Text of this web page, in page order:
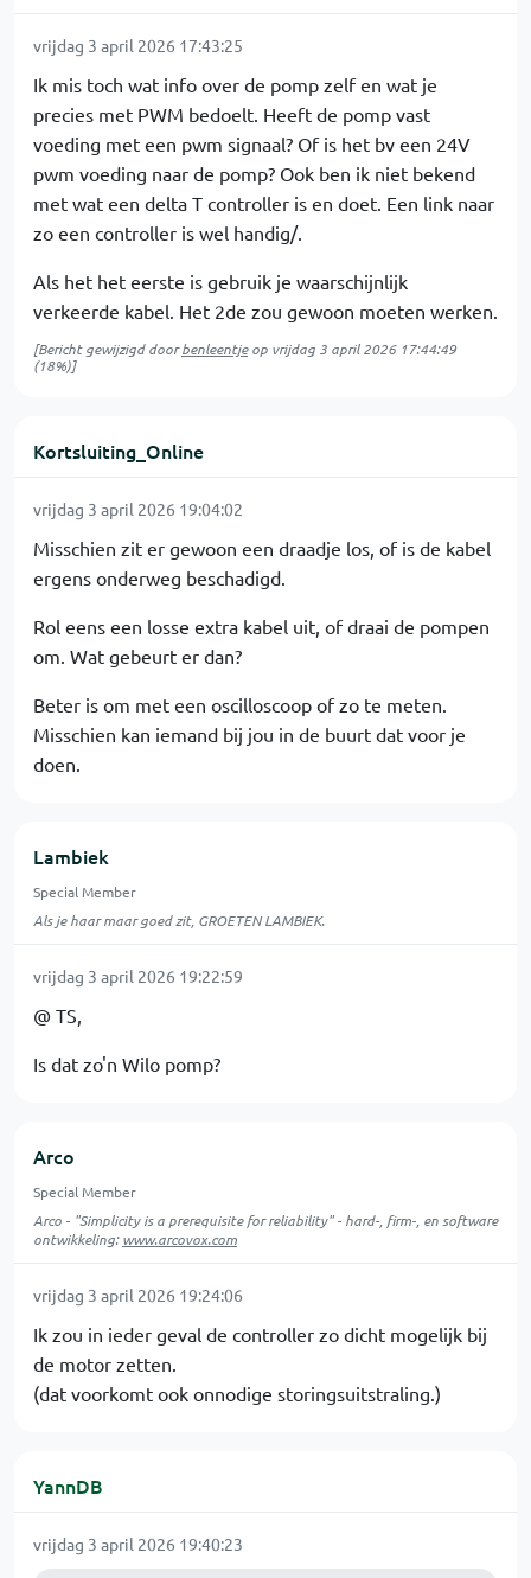
vrijdag 3 april 2026 17:43:25
Ik mis toch wat info over de pomp zelf en wat je
precies met PWM bedoelt. Heeft de pomp vast
voeding met een pwm signaal? Of is het bv een 24V
pwm voeding naar de pomp? Ook ben ik niet bekend
met wat een delta T controller is en doet. Een link naar
zo een controller is wel handig/.
Als het het eerste is gebruik je waarschijnlijk
verkeerde kabel. Het 2de zou gewoon moeten werken.
[Bericht gewijzigd doorbenleentjeop vrijdag 3 april 2026 17:44:49
(18%)]
Kortsluiting_Online
vrijdag 3 april 2026 19:04:02
Misschien zit er gewoon een draadje los, of is de kabel
ergens onderweg beschadigd.
Rol eens een losse extra kabel uit, of draai de pompen
om. Wat gebeurt er dan?
Beter is om met een oscilloscoop of zo te meten.
Misschien kan iemand bij jou in de buurt dat voor je
doen.
Lambiek
Special Member
Als je haar maar goed zit, GROETEN LAMBIEK.
vrijdag 3 april 2026 19:22:59
@ TS,
Is dat zo'n Wilo pomp?
Arco
Special Member
Arco - "Simplicity is a prerequisite for reliability" - hard-, firm-, en software
ontwikkeling:www.arcovox.com
vrijdag 3 april 2026 19:24:06
Ik zou in ieder geval de controller zo dicht mogelijk bij
de motor zetten.
(dat voorkomt ook onnodige storingsuitstraling.)
YannDB
vrijdag 3 april 2026 19:40:23